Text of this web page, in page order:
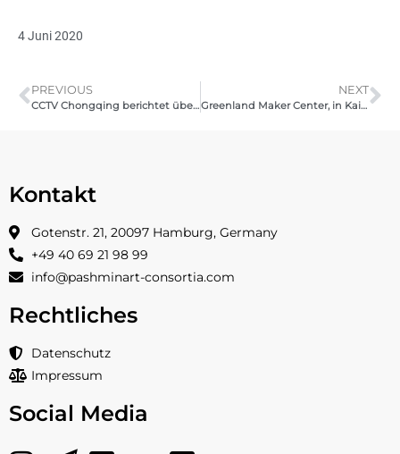
4 Juni 2020
PREVIOUS
CCTV Chongqing berichtet über die Eröffnung des Pashmin Art-Hong Art Museums am 10. Januar 2020, Chongqing
NEXT
Greenland Maker Center, in Kaifeng, Henan, China 2020
Kontakt
Gotenstr. 21, 20097 Hamburg, Germany
+49 40 69 21 98 99
info@pashminart-consortia.com
Rechtliches
Datenschutz
Impressum
Social Media